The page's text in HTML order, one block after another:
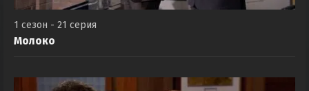
1 сезон - 21 серия
Молоко